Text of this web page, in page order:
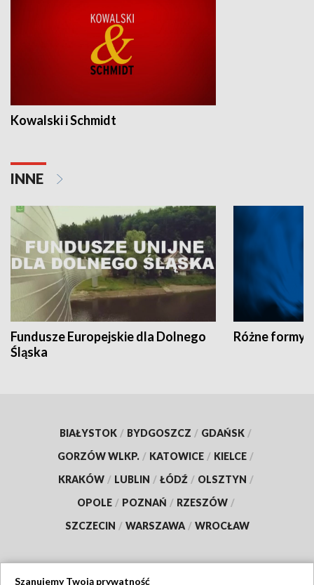
Kowalski i Schmidt
INNE
Fundusze Europejskie dla Dolnego
Śląska
Różne formy
BIAŁYSTOK / BYDGOSZCZ / GDAŃSK /
GORZÓW WLKP. / KATOWICE / KIELCE /
KRAKÓW / LUBLIN / ŁÓDŹ / OLSZTYN /
OPOLE / POZNAŃ / RZESZÓW /
SZCZECIN / WARSZAWA / WROCŁAW
Szanujemy Twoją prywatność